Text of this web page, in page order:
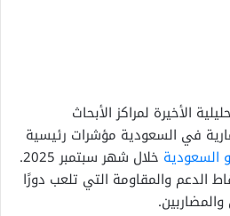
الأخيرة لمراكز الأبحاث
في السعودية مؤشرات رئيسية
السعودية
خلال شهر سبتمبر 2025.
الدعم والمقاومة التي تلعب دورًا